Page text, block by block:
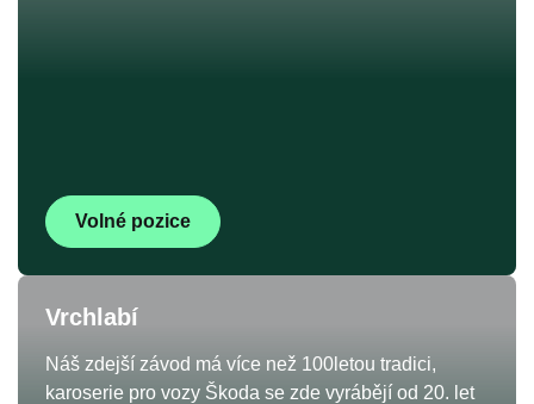
Volné pozice
Vrchlabí
Náš zdejší závod má více než 100letou tradici,
karoserie pro vozy Škoda se zde vyrábějí od 20. let